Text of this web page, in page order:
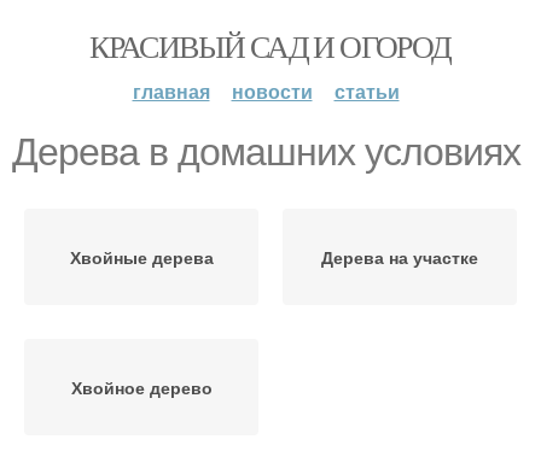
КРАСИВЫЙ САД И ОГОРОД
главная новости статьи
Дерева в домашних условиях
Хвойные дерева Дерева на участке
Хвойное дерево